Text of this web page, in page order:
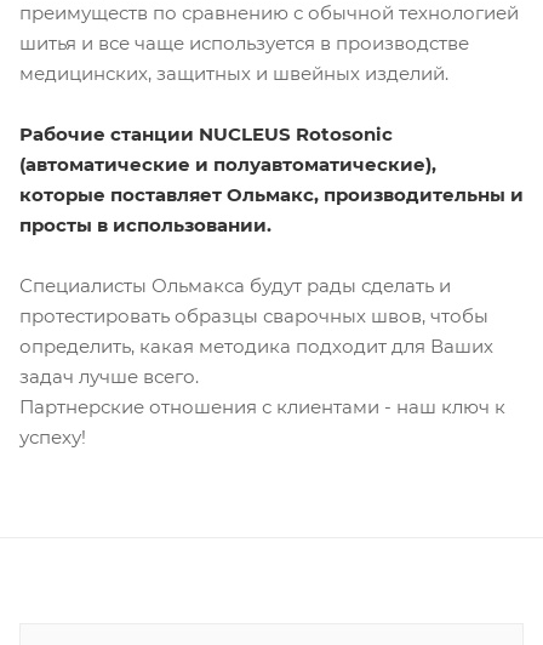
преимуществ по сравнению с обычной технологией
шитья и все чаще используется в производстве
медицинских, защитных и швейных изделий.
Рабочие станции NUCLEUS Rotosonic
(автоматические и полуавтоматические),
которые поставляет Ольмакс, производительны и
просты в использовании.
Специалисты Ольмакса будут рады сделать и
протестировать образцы сварочных швов, чтобы
определить, какая методика подходит для Ваших
задач лучше всего.
Партнерские отношения с клиентами - наш ключ к
успеху!